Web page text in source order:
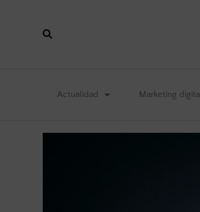
Actualidad Marketing digital